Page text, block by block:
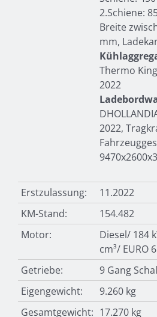
2.Schiene:
Breite
mm,
Thermo
2022
2022,
Erstzulassung:
11.2022
KM-Stand:
154.482
Motor:
Diesel/ 184
cm³/ EURO 6
Getriebe:
9 Gang
Eigengewicht:
9.260 kg
Gesamtgewicht: 17.270 kg